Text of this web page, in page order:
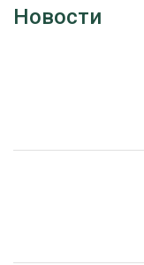
Новости